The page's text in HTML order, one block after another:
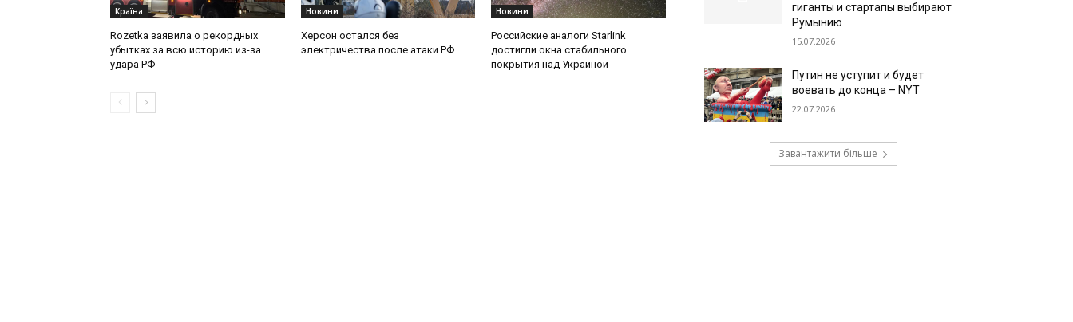
Країна
Rozetka заявила о рекордных
убытках за всю историю из-за
удара РФ
Новини
Херсон остался без
электричества после атаки РФ
Новини
Российские аналоги Starlink
достигли окна стабильного
покрытия над Украиной
гиганты и стартапы выбирают
Румынию
15.07.2026
Путин не уступит и будет
воевать до конца – NYT
22.07.2026
Завантажити більше